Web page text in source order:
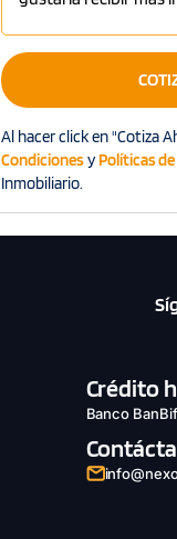
Al hacer click en "Cotiza
CondicionesyPolíticas
Inmobiliario.
Crédito
Banco BanBif